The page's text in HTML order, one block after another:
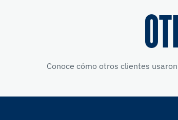
Conoce cómo otros clientes